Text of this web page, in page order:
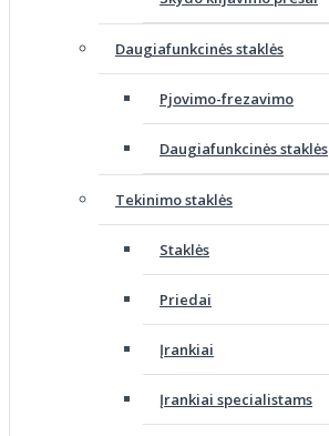
Daugiafunkcinės staklės
Pjovimo-frezavimo
Daugiafunkcinės staklės
Tekinimo staklės
Staklės
Priedai
Įrankiai
Įrankiai specialistams